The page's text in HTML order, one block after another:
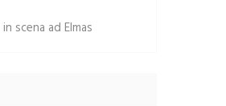
scena ad Elmas